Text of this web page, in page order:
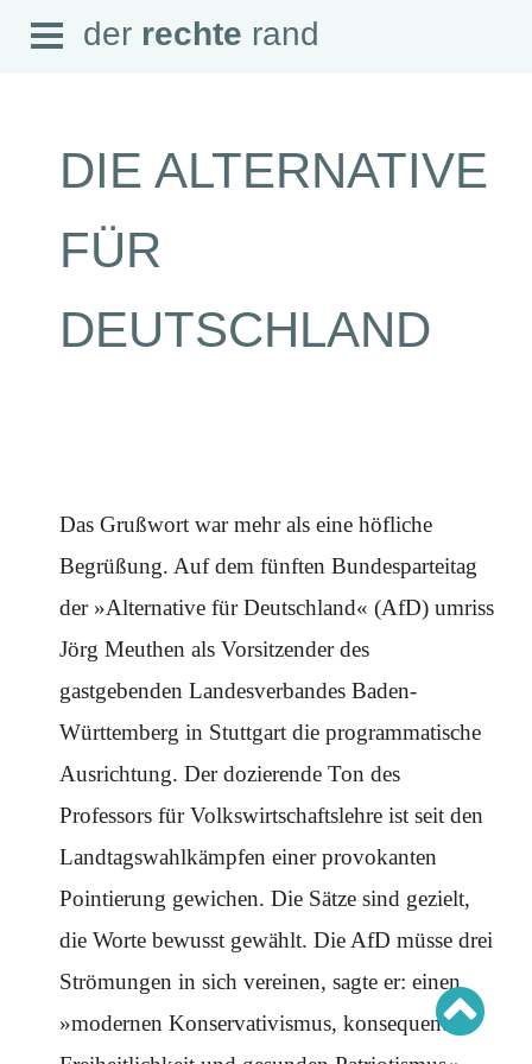
der rechte rand
SEITEN
Home
Suche
Schwerpunkte Übersicht
Schwerpunkt zur USA und Faschist Trump
Schwerpunkt »Identitäre Bewegung«
Schwerpunkt NSU
Schwerpunkt NPD
AUSGABEN
Ausgaben Übersicht
Ausgabe 220
Ausgabe 218
Ausgabe 216
Open
Menu
der rechte rand
DIE ALTERNATIVE
FÜR
DEUTSCHLAND
Das Grußwort war mehr als eine höfliche
Begrüßung. Auf dem fünften Bundesparteitag
der »Alternative für Deutschland« (AfD) umriss
Jörg Meuthen als Vorsitzender des
gastgebenden Landesverbandes Baden-
Württemberg in Stuttgart die programmatische
Ausrichtung. Der dozierende Ton des
Professors für Volkswirtschaftslehre ist seit den
Landtagswahlkämpfen einer provokanten
Pointierung gewichen. Die Sätze sind gezielt,
die Worte bewusst gewählt. Die AfD müsse drei
Strömungen in sich vereinen, sagte er: einen
»modernen Konservativismus, konsequente